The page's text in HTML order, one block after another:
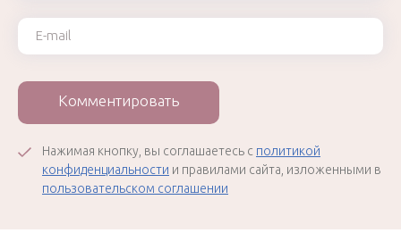
Ваш e-mail
Комментировать
Нажимая кнопку, вы соглашаетесь с политикой
конфиденциальности и правилами сайта, изложенными в
пользовательском соглашении